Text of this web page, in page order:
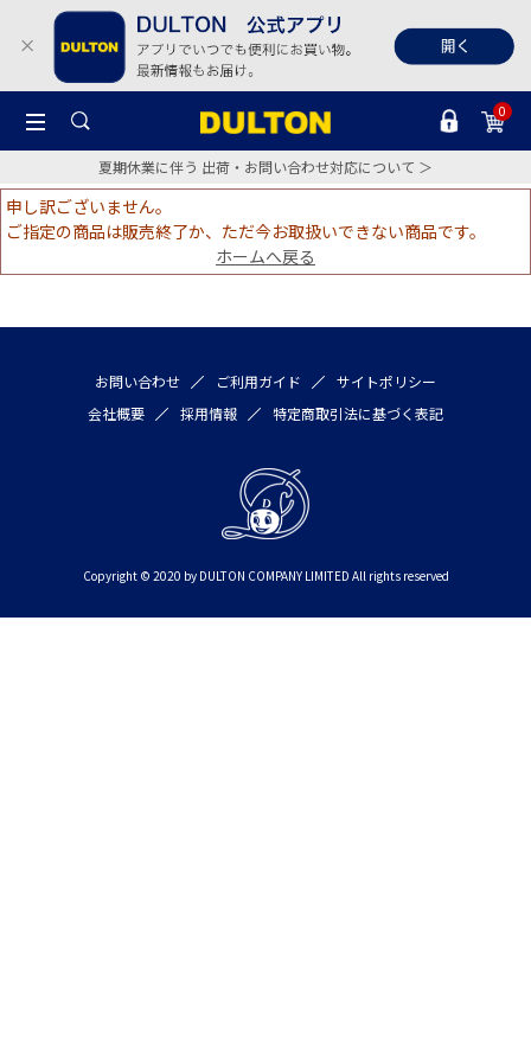
0
夏期休業に伴う 出荷・お問い合わせ対応について ＞
申し訳ございません。
ご指定の商品は販売終了か、ただ今お取扱いできない商品です。
ホームへ戻る
お問い合わせ ご利用ガイド
サイトポリシー
会社概要
採用情報 特定商取引法に基づく表記
Copyright © 2020 by DULTON COMPANY LIMITED All rights reserved